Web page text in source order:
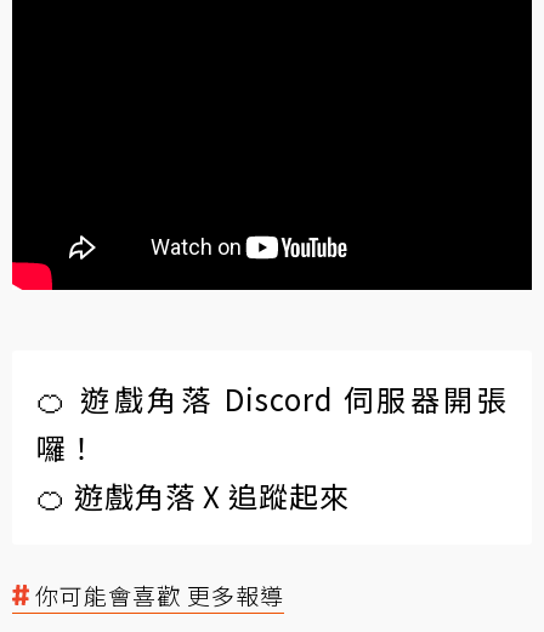
🍊 遊戲角落 Discord 伺服器開張
囉！
🍊 遊戲角落 X 追蹤起來
你可能會喜歡 更多報導